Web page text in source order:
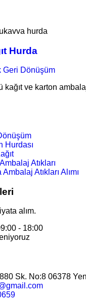
hurda
Hurda
kağıt ve karton
Hurdası
Atıkları
Ambalaj Atıkları Alımı
alım.
- 18:00
Sk. No:8 06378